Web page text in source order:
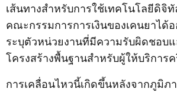
เส้นทางสำหรับการใช้เทคโนโลยีดิจิ
คณะกรรมการการเงินของเคนยาได้
ระบุตัวหน่วยงานที่มีความรับผิดชอบแ
โครงสร้างพื้นฐานสำหรับผู้ให้บริการ
การเคลื่อนไหวนี้เกิดขึ้นหลังจากภูมิภ